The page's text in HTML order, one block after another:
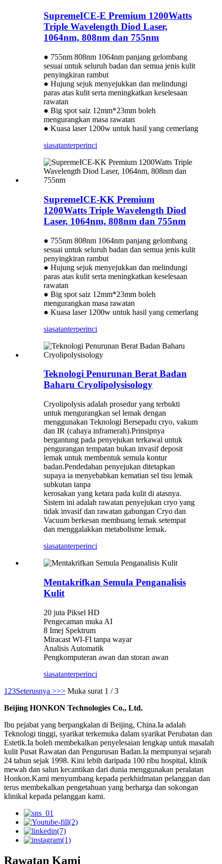
SupremeICE-E Premium 1200Watts
Triple Wavelength Diod Laser,
1064nm, 808nm dan 755nm
● 755nm 808nm 1064nm panjang gelombang
sesuai untuk seluruh badan dan semua jenis kulit
penyingkiran rambut
● Hujung sejuk menyejukkan dan melindungi
paras atas kulit serta meningkatkan keselesaan
rawatan
● Big spot saiz 12mm*23mm boleh
mengurangkan masa rawatan
● Kuasa laser 1200w untuk hasil yang cemerlang
siasatanterperinci
SupremeICE-KK Premium
1200Watts Triple Wavelength Diod
Laser, 1064nm, 808nm dan 755nm
● 755nm 808nm 1064nm panjang gelombang
sesuai untuk seluruh badan dan semua jenis kulit
penyingkiran rambut
● Hujung sejuk menyejukkan dan melindungi
paras atas kulit serta meningkatkan keselesaan
rawatan
● Big spot saiz 12mm*23mm boleh
mengurangkan masa rawatan
● Kuasa laser 1200w untuk hasil yang cemerlang
siasatanterperinci
Teknologi Penurunan Berat Badan
Baharu Cryolipolysisology
Cryolipolysis adalah prosedur yang terbukti
untuk mengurangkan sel lemak dengan
menggunakan Teknologi Bersepadu cryo, vakum
dan IR (cahaya inframerah).Prinsipnya
bergantung pada penyejukan terkawal untuk
pengurangan tempatan bukan invasif deposit
lemak untuk membentuk semula kontur
badan.Pendedahan penyejukan ditetapkan
supaya ia menyebabkan kematian sel tisu lemak
subkutan tanpa
kerosakan yang ketara pada kulit di atasnya.
Sistem ini adalah rawatan penyejukan cryo yang
tidak invasif dan rawatan gabungan Cryo dan
Vacuum berkesan membuang lemak setempat
dan menggalakkan metabolisme lemak.
siasatanterperinci
Mentakrifkan Semula Penganalisis
Kulit
20 juta Piksel HD
Pengecaman muka AI
8 Imej Spektrum
Miracast WI-FI tanpa wayar
Analisis Automatik
Pengkomputeran awan dan storan awan
siasatanterperinci
1 23Seterusnya >>> Muka surat 1 / 3
Beijing HONKON Technologies Co., Ltd.
Ibu pejabat yang berpangkalan di Beijing, China.Ia adalah
Teknologi tinggi, syarikat terkemuka dalam syarikat Perubatan dan
Estetik.Ia boleh membekalkan penyelesaian lengkap untuk masalah
kulit Pusat Rawatan dan Pengurusan Badan.Ia mempunyai sejarah
24 tahun sejak 1998. Kini lebih daripada 100 ribu hospital, klinik
mewah dan salun kecantikan dari dunia menggunakan peralatan
Honkon.Kami menyumbang kepada perkhidmatan pelanggan dan
terus membekalkan pengetahuan yang berharga dan sokongan
klinikal kepada pelanggan kami.
Rawatan Kami